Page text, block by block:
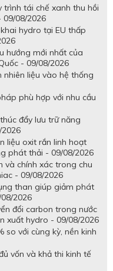
trình tái chế xanh thu hồi
08/2026
hydro tại EU thấp
hướng mới nhất của
- 09/08/2026
liệu vào hệ thống
phù hợp với nhu cầu
đẩy lưu trữ năng
liệu oxit rắn linh hoạt
phát thải - 09/08/2026
và chính xác trong chu
- 09/08/2026
than giúp giảm phát
2026
đổi carbon trong nước
xuất hydro - 09/08/2026
so với cùng kỳ, nền kinh
vốn và khả thi kinh tế